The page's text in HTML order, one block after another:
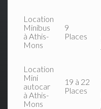
Location
Minibus
à Athis-
Mons
9
Places
Location
Mini
autocar
à Athis-
Mons
19 à 22
Places